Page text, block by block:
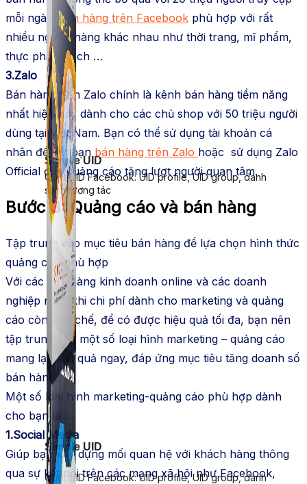
Simple UID
Quét UID Facebook: UID profile, UID group, danh
sách tương tác
Simple UID
Quét UID Facebook: UID profile, UID group, danh
mỗi ngày. Bán hàng trên Facebook phù hợp với rất
nhiều ngành hàng khác nhau như thời trang, mĩ phẩm,
thực phẩm sạch …
3.Zalo
Bán hàng trên Zalo chính là kênh bán hàng tiềm năng
nhất hiện nay dành cho các chủ shop với 50 triệu người
dùng tại Việt Nam. Bạn có thể sử dụng tài khoản cá
nhân để kết bạn bán hàng trên Zalo hoặc sử dụng Zalo
Official đẩy quảng cáo tăng lượt người quan tâm.
Bước 3: Quảng cáo và bán hàng
Tập trung vào mục tiêu bán hàng để lựa chọn hình thức
quảng cáo phù hợp
Với các cửa hàng kinh doanh online và các doanh
nghiệp nhỏ, khi chi phí dành cho marketing và quảng
cáo còn hạn chế, để có được hiệu quả tối đa, bạn nên
tập trung vào một số loại hình marketing – quảng cáo
mang lại hiệu quả ngay, đáp ứng mục tiêu tăng doanh số
bán hàng.
Một số loại hình marketing-quảng cáo phù hợp dành
cho bạn là :
1.Social Media
Giúp bạn xây dựng mối quan hệ với khách hàng thông
qua sự kết nối trên các mạng xã hội như Facebook,